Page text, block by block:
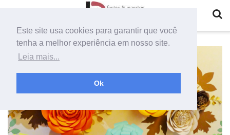
Este site usa cookies para garantir que você
tenha a melhor experiência em nosso site.
Leia mais...
Ok